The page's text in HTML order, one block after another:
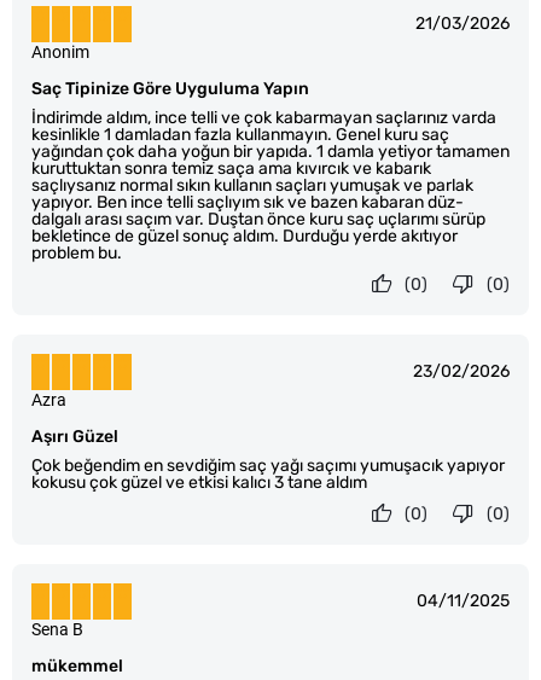
21/03/2026
Saç Tipinize Göre Uyguluma Yapın
İndirimde aldım, ince telli ve çok kabarmayan saçlarınız varda
kesinlikle 1 damladan fazla kullanmayın. Genel kuru saç
yağından çok daha yoğun bir yapıda. 1 damla yetiyor tamamen
kuruttuktan sonra temiz saça ama kıvırcık ve kabarık
saçlıysanız normal sıkın kullanın saçları yumuşak ve parlak
yapıyor. Ben ince telli saçlıyım sık ve bazen kabaran düz-
dalgalı arası saçım var. Duştan önce kuru saç uçlarımı sürüp
bekletince de güzel sonuç aldım. Durduğu yerde akıtıyor
problem bu.
Anonim
(0)
(0)
23/02/2026
Aşırı Güzel
Çok beğendim en sevdiğim saç yağı saçımı yumuşacık yapıyor
kokusu çok güzel ve etkisi kalıcı 3 tane aldım
Azra
(0)
(0)
04/11/2025
mükemmel
Sena B